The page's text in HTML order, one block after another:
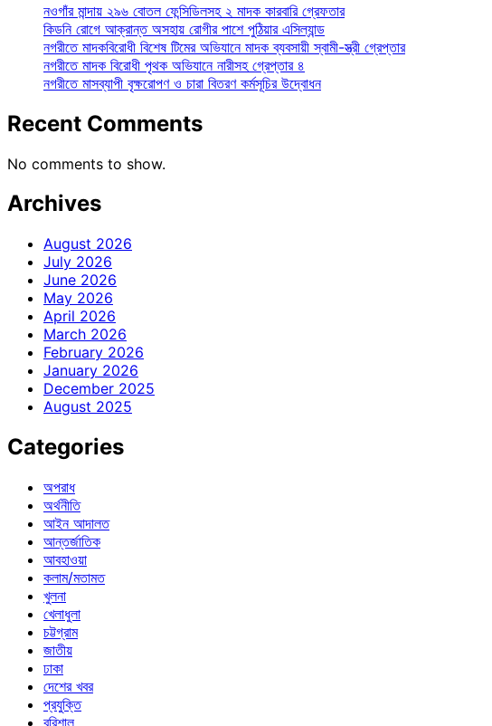
নওগাঁর মান্দায় ২৯৬ বোতল ফেন্সিডিলসহ ২ মাদক কারবারি গ্রেফতার
কিডনি রোগে আক্রান্ত অসহায় রোগীর পাশে পুঠিয়ার এসিল্যান্ড
নগরীতে মাদকবিরোধী বিশেষ টিমের অভিযানে মাদক ব্যবসায়ী স্বামী-স্ত্রী গ্রেপ্তার
নগরীতে মাদক বিরোধী পৃথক অভিযানে নারীসহ গ্রেপ্তার ৪
নগরীতে মাসব্যাপী বৃক্ষরোপণ ও চারা বিতরণ কর্মসূচির উদ্বোধন
Recent Comments
No comments to show.
Archives
August 2026
July 2026
June 2026
May 2026
April 2026
March 2026
February 2026
January 2026
December 2025
August 2025
Categories
অপরাধ
অর্থনীতি
আইন আদালত
আন্তর্জাতিক
আবহাওয়া
কলাম/মতামত
খুলনা
খেলাধুলা
চট্টগ্রাম
জাতীয়
ঢাকা
দেশের খবর
প্রযুক্তি